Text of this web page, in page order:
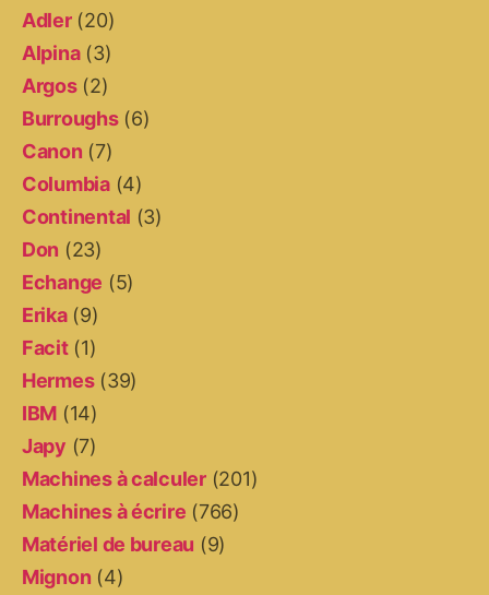
Adler(20)
Alpina(3)
Argos(2)
Burroughs(6)
Canon (7)
Columbia(4)
Continental (3)
Don (23)
Echange (5)
Erika(9)
Facit(1)
Hermes(39)
IBM (14)
Japy (7)
Machines à calculer(201)
Machines à écrire (766)
Matériel de bureau (9)
Mignon (4)